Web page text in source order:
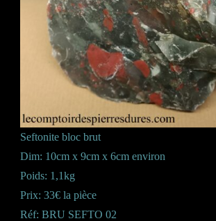
Seftonite bloc brut
Dim: 10cm x 9cm x 6cm environ
Poids: 1,1kg
Prix: 33€ la pièce
Réf: BRU SEFTO 02